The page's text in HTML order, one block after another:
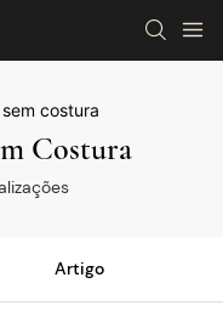
costura
Costura
Artigo